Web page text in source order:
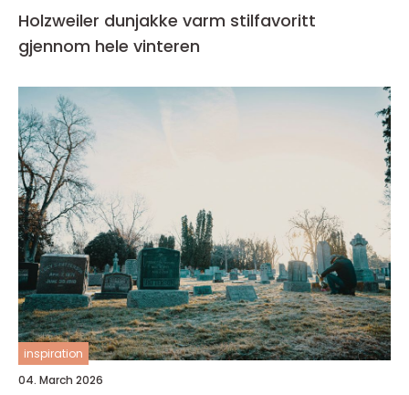
Holzweiler dunjakke varm stilfavoritt
gjennom hele vinteren
inspiration
04. March 2026